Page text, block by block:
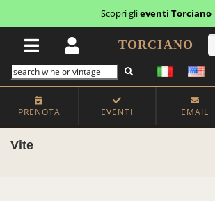
Scopri glieventi Torciano
TORCIANO
PRENOTA EVENTI EMAIL
Vite